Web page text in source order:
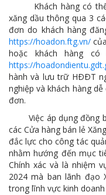
Khách hàng có thể
xăng dầu thông qua 3
đơn do khách hàng
https://hoadon.ftg.vn/
hoặc khách hàng
https://
hành và lưu trữ HÐÐT
nghiệp và khách hàng
đơn.
Việc áp dụng đồng
các Cửa hàng bán lẻ
đắc lực cho công tác
nhằm hướng đến mục
Chính xác và là nhiệm
2024 mà ban lãnh đạo
trong lĩnh vực kinh doanh